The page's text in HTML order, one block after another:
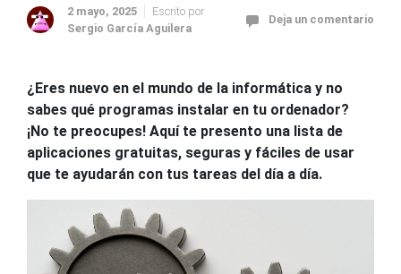
2 mayo, 2025
Escrito por
Sergio García Aguilera
Deja un comentario
¿Eres nuevo en el mundo de la informática y no
sabes qué programas instalar en tu ordenador?
¡No te preocupes! Aquí te presento una lista de
aplicaciones gratuitas, seguras y fáciles de usar
que te ayudarán con tus tareas del día a día.